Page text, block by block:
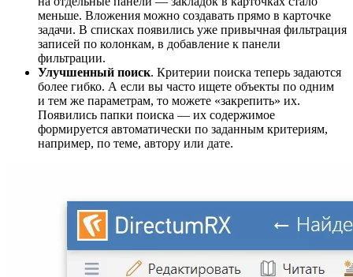
меньше. Вложения можно создавать прямо в карточке
задачи. В списках появились уже привычная фильтрация
записей по колонкам, в добавление к панели
фильтрации.
Улучшенный поиск. Критерии поиска теперь задаются
более гибко. А если вы часто ищете объекты по одним
и тем же параметрам, то можете «закрепить» их.
Появились папки поиска — их содержимое
формируется автоматически по заданным критериям,
например, по теме, автору или дате.